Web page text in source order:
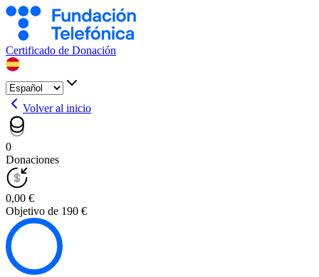
Certificado de Donación
Volver al inicio
0
Donaciones
0,00 €
Objetivo de 190 €